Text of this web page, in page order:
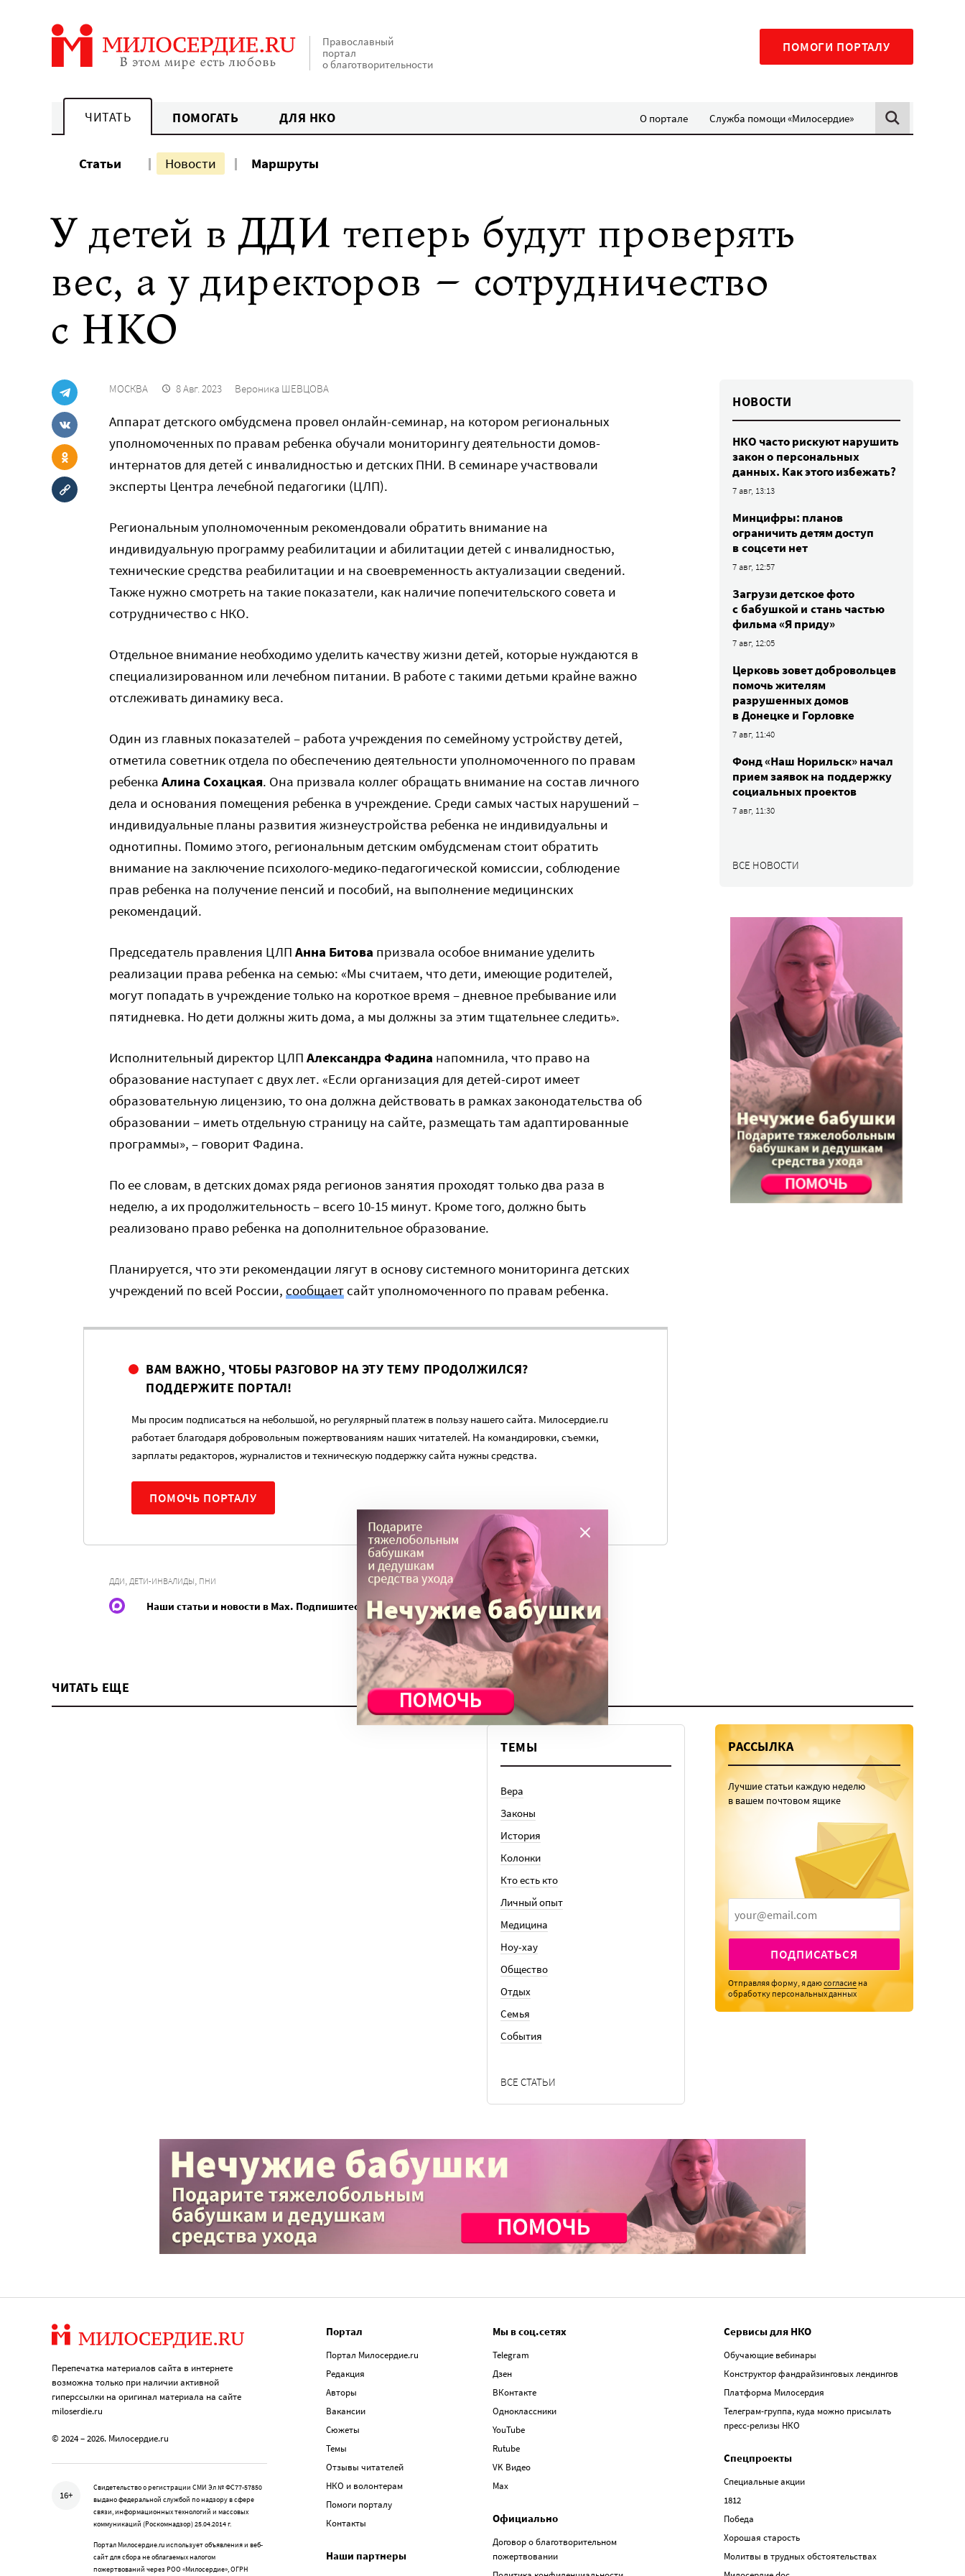
Православный
портал
о благотворительности
ПОМОГИ ПОРТАЛУ
ЧИТАТЬ ПОМОГАТЬ ДЛЯ НКО О портале Служба помощи «Милосердие»
Статьи Новости Маршруты
У детей в ДДИ теперь будут проверять
вес, а у директоров – сотрудничество
с НКО
МОСКВА 8 Авг. 2023 Вероника ШЕВЦОВА
Аппарат детского омбудсмена провел онлайн-семинар, на котором региональных
уполномоченных по правам ребенка обучали мониторингу деятельности домов-
интернатов для детей с инвалидностью и детских ПНИ. В семинаре участвовали
эксперты Центра лечебной педагогики (ЦЛП).
Региональным уполномоченным рекомендовали обратить внимание на
индивидуальную программу реабилитации и абилитации детей с инвалидностью,
технические средства реабилитации и на своевременность актуализации сведений.
Также нужно смотреть на такие показатели, как наличие попечительского совета и
сотрудничество с НКО.
Отдельное внимание необходимо уделить качеству жизни детей, которые нуждаются в
специализированном или лечебном питании. В работе с такими детьми крайне важно
отслеживать динамику веса.
Один из главных показателей – работа учреждения по семейному устройству детей,
отметила советник отдела по обеспечению деятельности уполномоченного по правам
ребенка Алина Сохацкая. Она призвала коллег обращать внимание на состав личного
дела и основания помещения ребенка в учреждение. Среди самых частых нарушений –
индивидуальные планы развития жизнеустройства ребенка не индивидуальны и
однотипны. Помимо этого, региональным детским омбудсменам стоит обратить
внимание на заключение психолого-медико-педагогической комиссии, соблюдение
прав ребенка на получение пенсий и пособий, на выполнение медицинских
рекомендаций.
Председатель правления ЦЛП Анна Битова призвала особое внимание уделить
реализации права ребенка на семью: «Мы считаем, что дети, имеющие родителей,
могут попадать в учреждение только на короткое время – дневное пребывание или
пятидневка. Но дети должны жить дома, а мы должны за этим тщательнее следить».
Исполнительный директор ЦЛП Александра Фадина напомнила, что право на
образование наступает с двух лет. «Если организация для детей-сирот имеет
образовательную лицензию, то она должна действовать в рамках законодательства об
образовании – иметь отдельную страницу на сайте, размещать там адаптированные
программы», – говорит Фадина.
По ее словам, в детских домах ряда регионов занятия проходят только два раза в
неделю, а их продолжительность – всего 10-15 минут. Кроме того, должно быть
реализовано право ребенка на дополнительное образование.
Планируется, что эти рекомендации лягут в основу системного мониторинга детских
учреждений по всей России, сообщаетсайт уполномоченного по правам ребенка.
ВАМ ВАЖНО, ЧТОБЫ РАЗГОВОР НА ЭТУ ТЕМУ ПРОДОЛЖИЛСЯ?
ПОДДЕРЖИТЕ ПОРТАЛ!
Мы просим подписаться на небольшой, но регулярный платеж в пользу нашего сайта. Милосердие.ru
работает благодаря добровольным пожертвованиям наших читателей. На командировки, съемки,
зарплаты редакторов, журналистов и техническую поддержку сайта нужны средства.
ПОМОЧЬ ПОРТАЛУ
ДДИ, ДЕТИ-ИНВАЛИДЫ, ПНИ
Наши статьи и новости в Max. Подпишитесь
НОВОСТИ
НКО часто рискуют нарушить
закон о персональных
данных. Как этого избежать?
7 авг, 13:13
Минцифры: планов
ограничить детям доступ
в соцсети нет
7 авг, 12:57
Загрузи детское фото
с бабушкой и стань частью
фильма «Я приду»
7 авг, 12:05
Церковь зовет добровольцев
помочь жителям
разрушенных домов
в Донецке и Горловке
7 авг, 11:40
Фонд «Наш Норильск» начал
прием заявок на поддержку
социальных проектов
7 авг, 11:30
ВСЕ НОВОСТИ
ЧИТАТЬ ЕЩЕ
ТЕМЫ
Вера
Законы
История
Колонки
Кто есть кто
Личный опыт
Медицина
Ноу-хау
Общество
Отдых
Семья
События
ВСЕ СТАТЬИ
РАССЫЛКА
Лучшие статьи каждую неделю
в вашем почтовом ящике
ПОДПИСАТЬСЯ
Отправляя форму, я даюсогласие на
обработку персональных данных
Перепечатка материалов сайта в интернете
возможна только при наличии активной
гиперссылки на оригинал материала на сайте
miloserdie.ru
© 2024 – 2026. Милосердие.ru
16+
Свидетельство о регистрации СМИ Эл № ФС77-57850
выдано федеральной службой по надзору в сфере
связи, информационных технологий и массовых
коммуникаций (Роскомнадзор) 25.04.2014 г.
Портал Милосердие.ru использует объявления и веб-
сайт для сбора не облагаемых налогом
пожертвований через РОО «Милосердие», ОГРН
Портал
Портал Милосердие.ru
Редакция
Авторы
Вакансии
Сюжеты
Темы
Отзывы читателей
НКО и волонтерам
Помоги порталу
Контакты
Наши партнеры
Мы в соц.сетях
Telegram
Дзен
ВКонтакте
Одноклассники
YouTube
Rutube
VK Видео
Max
Официально
Договор о благотворительном
пожертвовании
Сервисы для НКО
Обучающие вебинары
Конструктор фандрайзинговых лендингов
Платформа Милосердия
Телеграм-группа, куда можно присылать
пресс-релизы НКО
Спецпроекты
Специальные акции
1812
Победа
Хорошая старость
Молитвы в трудных обстоятельствах